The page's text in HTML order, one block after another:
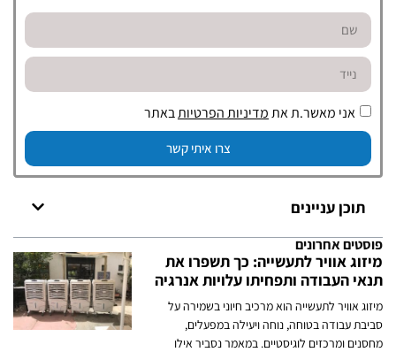
אני מאשר.ת אתמדיניות הפרטיותבאתר
צרו איתי קשר
תוכן עניינים
פוסטים אחרונים
מיזוג אוויר לתעשייה: כך תשפרו את
תנאי העבודה ותפחיתו עלויות אנרגיה
מיזוג אוויר לתעשייה הוא מרכיב חיוני בשמירה על
סביבת עבודה בטוחה, נוחה ויעילה במפעלים,
מחסנים ומרכזים לוגיסטיים. במאמר נסביר אילו